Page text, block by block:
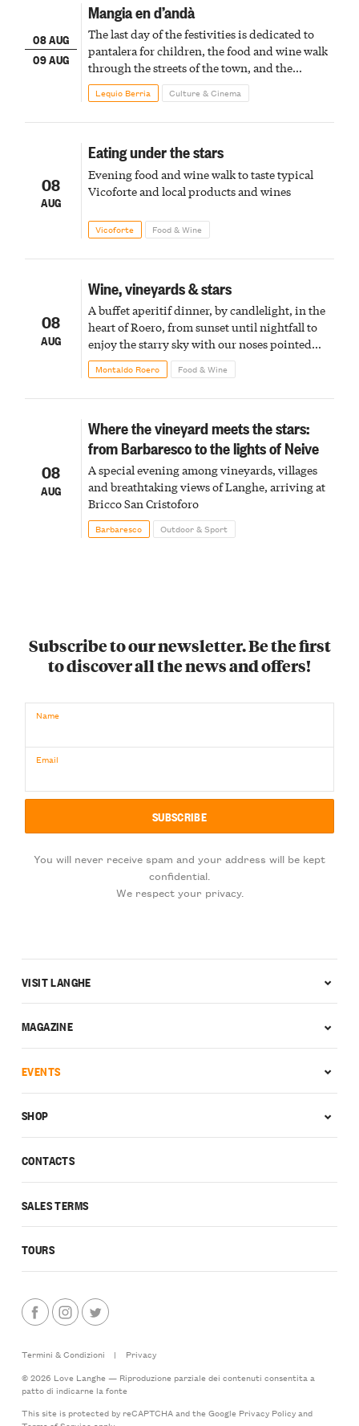
08 AUG
09 AUG
Mangia en d’andà
The last day of the festivities is dedicated to
pantalera for children, the food and wine walk
through the streets of the town, and the
fireworks finale
Lequio Berria Culture & Cinema
08
AUG
Eating under the stars
Evening food and wine walk to taste typical
Vicoforte and local products and wines
Vicoforte Food & Wine
08
AUG
Wine, vineyards & stars
A buffet aperitif dinner, by candlelight, in the
heart of Roero, from sunset until nightfall to
enjoy the starry sky with our noses pointed
upward
Montaldo Roero Food & Wine
08
AUG
Where the vineyard meets the stars:
from Barbaresco to the lights of Neive
A special evening among vineyards, villages
and breathtaking views of Langhe, arriving at
Bricco San Cristoforo
Barbaresco Outdoor & Sport
Subscribe to our newsletter. Be the first
to discover all the news and offers!
Name
Email
You will never receive spam and your address will be kept
confidential.
We respect your privacy.
CONTACTS
SALES TERMS
TOURS
VISIT LANGHE
MAGAZINE
EVENTS
SHOP
Termini & Condizioni |
Privacy
© 2026 Love Langhe — Riproduzione parziale dei contenuti consentita a
patto di indicarne la fonte
This site is protected by reCAPTCHA and the Google Privacy Policyand